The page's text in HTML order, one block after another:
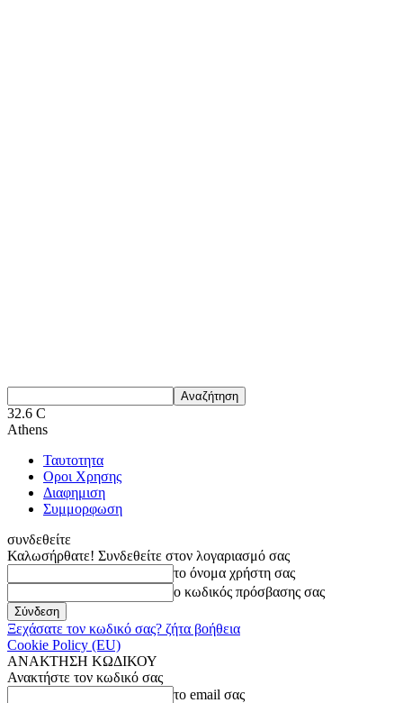
32.6 C
Athens
Ταυτοτητα
Οροι Χρησης
Διαφημιση
Συμμορφωση
συνδεθείτε
Καλωσήρθατε! Συνδεθείτε στον λογαριασμό σας
το όνομα χρήστη σας
ο κωδικός πρόσβασης σας
Ξεχάσατε τον κωδικό σας? ζήτα βοήθεια
Cookie Policy (EU)
ΑΝΑΚΤΗΣΗ ΚΩΔΙΚΟΥ
Ανακτήστε τον κωδικό σας
το email σας